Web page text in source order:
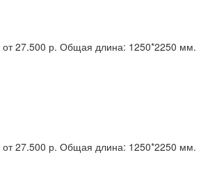
от 27.500 р. Общая длина: 1250*2250 мм.
от 27.500 р. Общая длина: 1250*2250 мм.